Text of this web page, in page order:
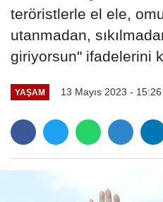
teröristlerle el ele,
utanmadan,
giriyorsun" ifadelerini
YAŞAM 13 Mayıs 2023 - 15:26